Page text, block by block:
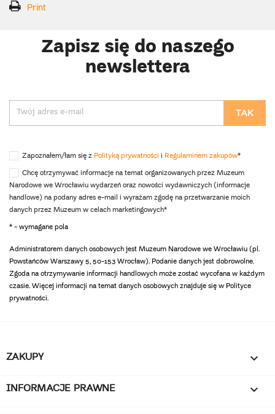
Print
Zapisz się do naszego
newslettera
Zapoznałem/łam się z Polityką prywatności i Regulaminem zakupów*
Chcę otrzymywać informacje na temat organizowanych przez Muzeum
Narodowe we Wrocławiu wydarzeń oraz nowości wydawniczych (informacje
handlowe) na podany adres e-mail i wyrażam zgodę na przetwarzanie moich
danych przez Muzeum w celach marketingowych*
* - wymagane pola
Administratorem danych osobowych jest Muzeum Narodowe we Wrocławiu (pl.
Powstańców Warszawy 5, 50-153 Wrocław). Podanie danych jest dobrowolne.
Zgoda na otrzymywanie informacji handlowych może zostać wycofana w każdym
czasie. Więcej informacji na temat danych osobowych znajduje się w Polityce
prywatności.
ZAKUPY 
INFORMACJE PRAWNE 